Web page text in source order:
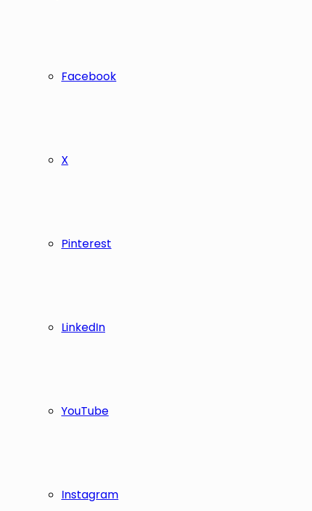
Facebook
X
Pinterest
LinkedIn
YouTube
Instagram